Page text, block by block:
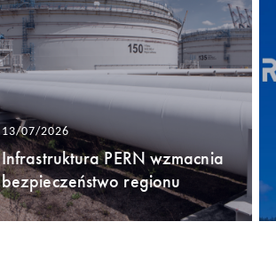
13/07/2026
Infrastruktura PERN wzmacnia
bezpieczeństwo regionu